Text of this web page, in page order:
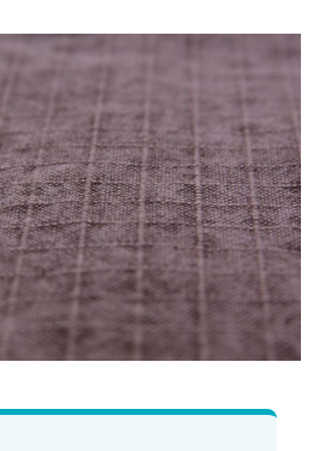
特殊加工 お問合せ